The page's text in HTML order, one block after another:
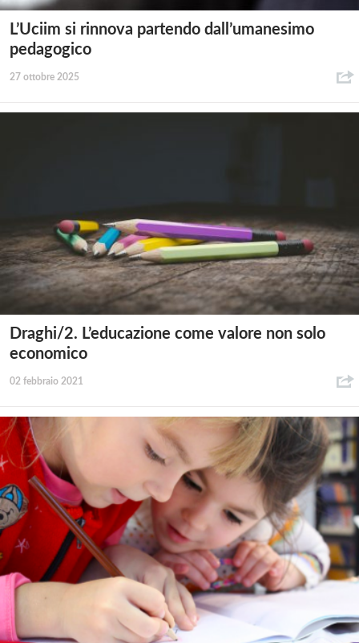
L’Uciim si rinnova partendo dall’umanesimo
pedagogico
27 ottobre 2025
Draghi/2. L’educazione come valore non solo
economico
02 febbraio 2021